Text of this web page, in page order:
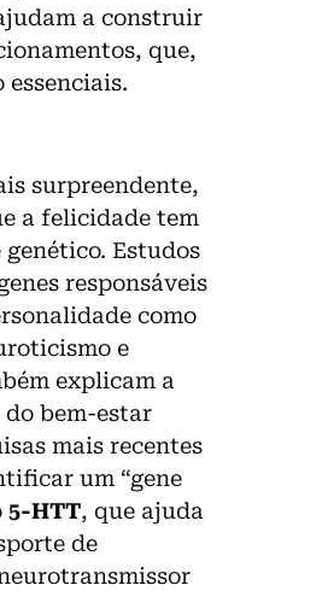
a construir
que,
essenciais.
surpreendente,
a felicidade tem
Estudos
responsáveis
como
e
explicam a
bem-estar
mais recentes
um “gene
5-HTT, que ajuda
de